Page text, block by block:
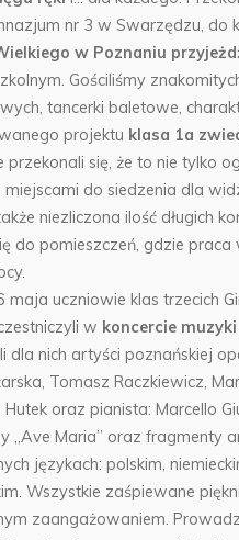
nr 3 w Swarzędzu, do
w Poznaniu
Gościliśmy
tancerki baletowe,
projektu klasa 1a
przekonali się, że to nie tylko
miejscami do siedzenia dla
niezliczona ilość długich
do pomieszczeń, gdzie praca
maja uczniowie klas trzecich
w koncercie
nich artyści poznańskiej
Tomasz Raczkiewicz,
Hutek oraz pianista: Marcello
„Ave Maria” oraz fragmenty
językach: polskim,
Wszystkie zaśpiewane
zaangażowaniem.